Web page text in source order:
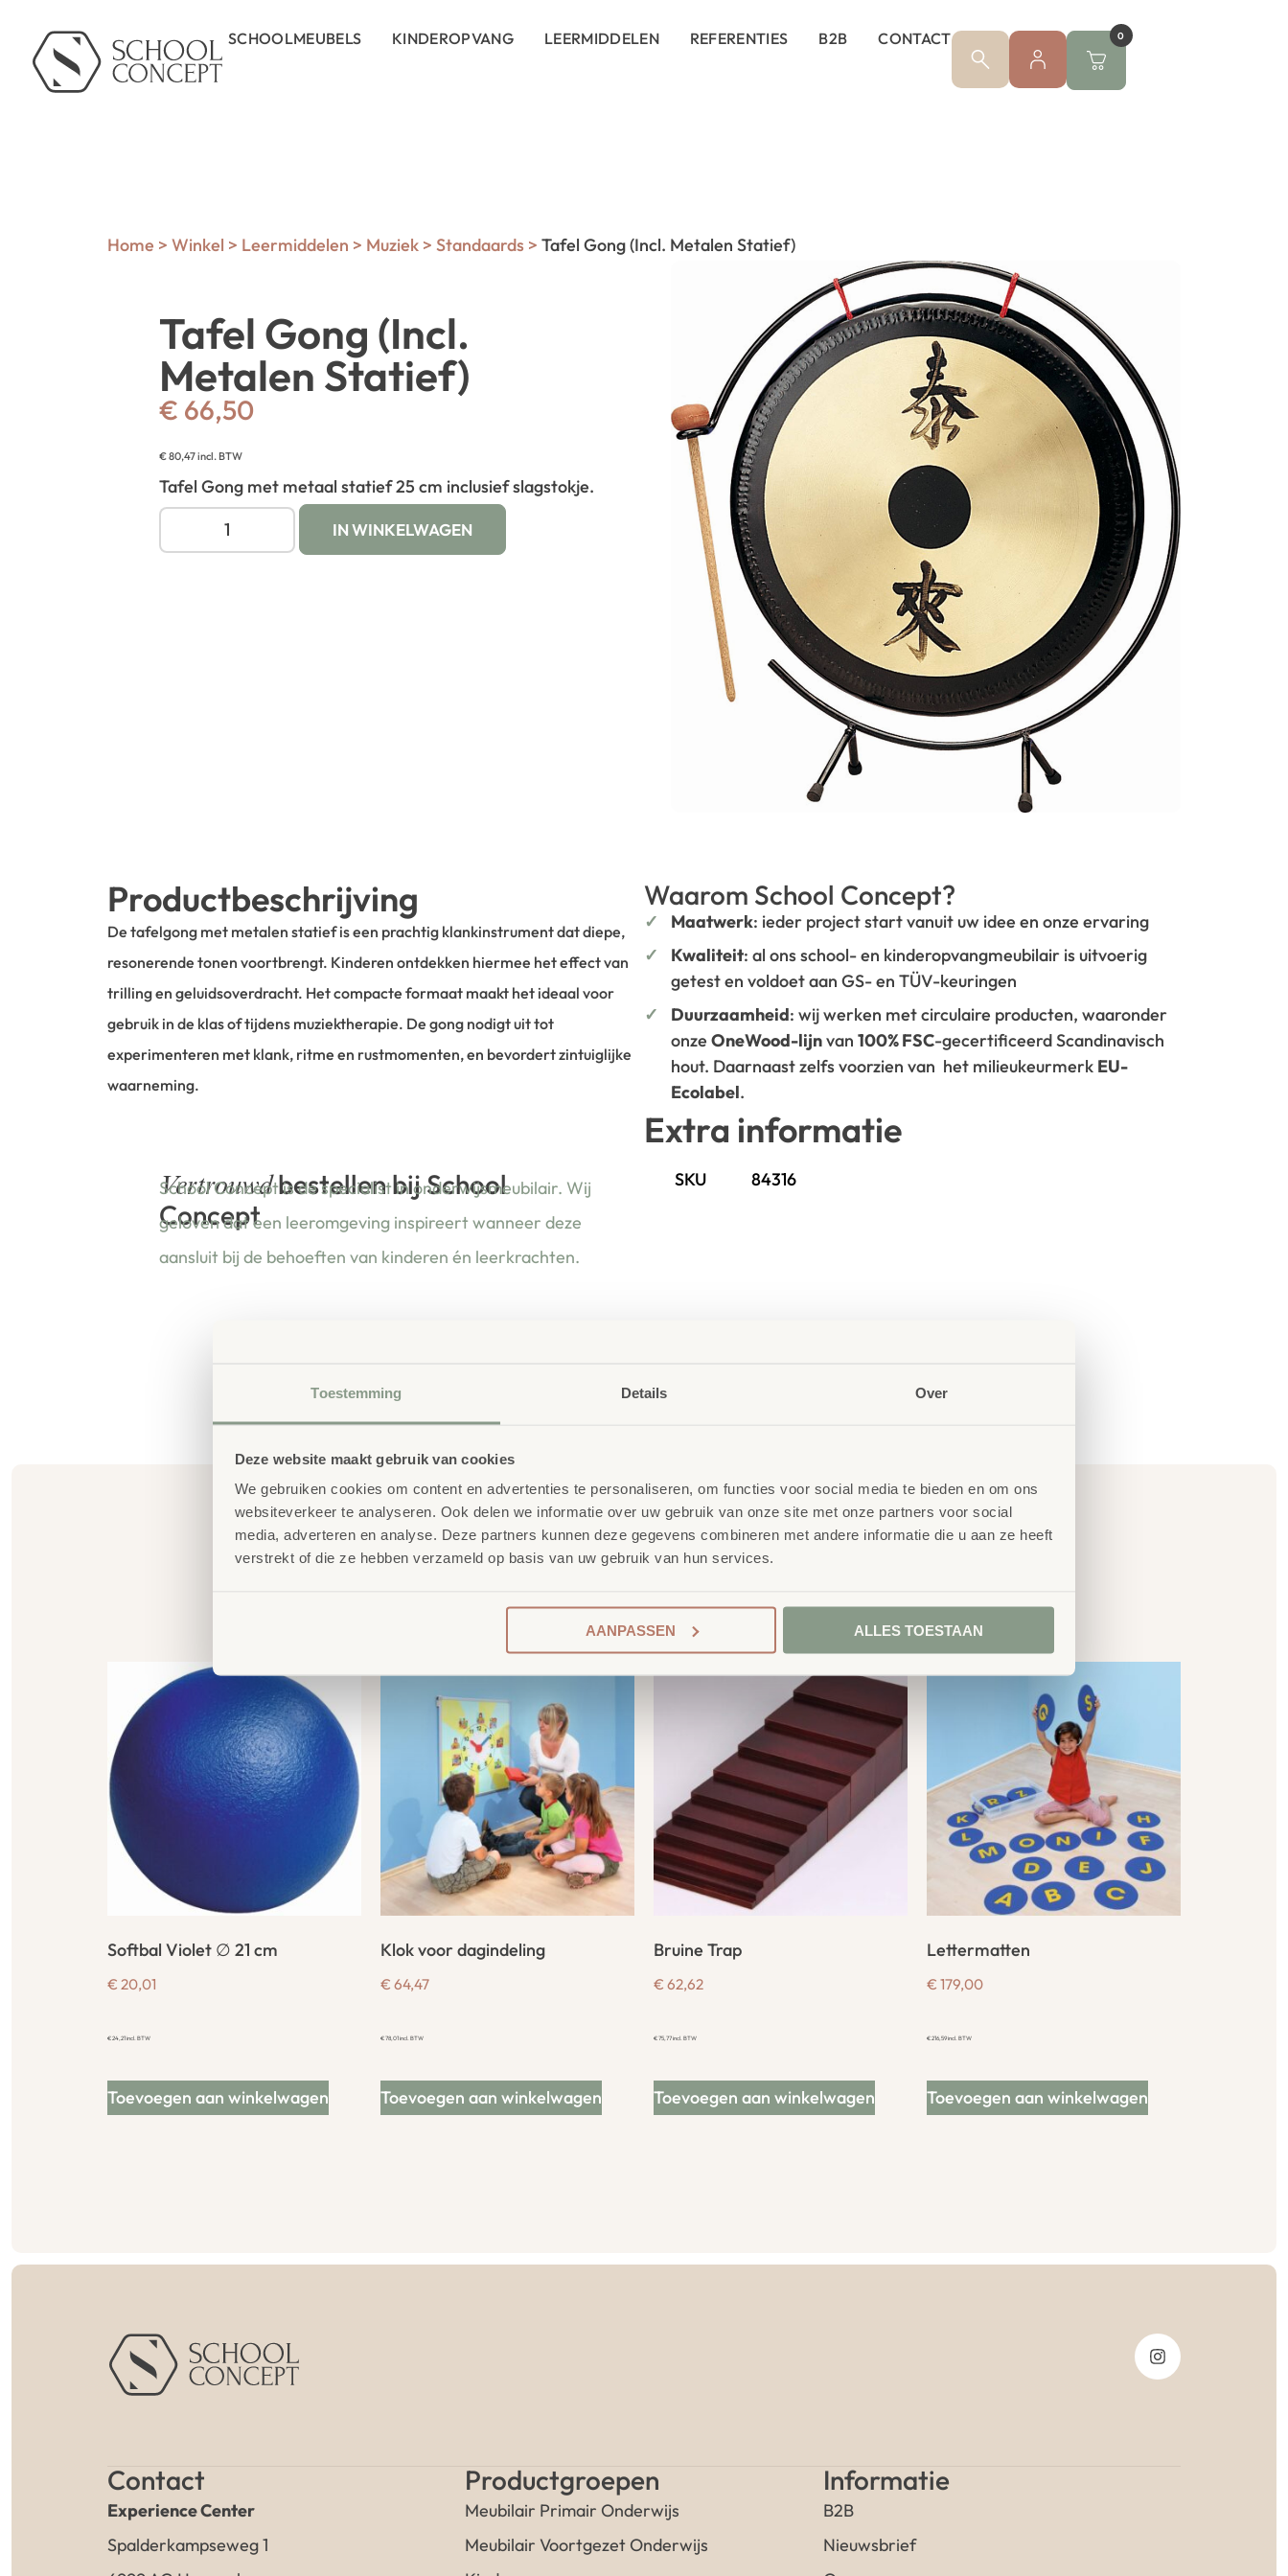
Toestemming Details Over
Deze website maakt gebruik van cookies
We gebruiken cookies om content en advertenties te personaliseren, om functies voor social media te bieden en om ons
websiteverkeer te analyseren. Ook delen we informatie over uw gebruik van onze site met onze partners voor social
media, adverteren en analyse. Deze partners kunnen deze gegevens combineren met andere informatie die u aan ze heeft
verstrekt of die ze hebben verzameld op basis van uw gebruik van hun services.
AANPASSEN ALLES TOESTAAN
SCHOOLMEUBELS KINDEROPVANG LEERMIDDELEN REFERENTIES B2B CONTACT 0
Home > Winkel > Leermiddelen > Muziek > Standaards > Tafel Gong (Incl. Metalen Statief)
Tafel Gong (Incl.
Metalen Statief)
€ 66,50
€80,47incl. BTW
Tafel Gong met metaal statief 25 cm inclusief slagstokje.
IN WINKELWAGEN
Productbeschrijving
De tafelgong met metalen statief is een prachtig klankinstrument dat diepe,
resonerende tonen voortbrengt. Kinderen ontdekken hiermee het effect van
trilling en geluidsoverdracht. Het compacte formaat maakt het ideaal voor
gebruik in de klas of tijdens muziektherapie. De gong nodigt uit tot
experimenteren met klank, ritme en rustmomenten, en bevordert zintuiglijke
waarneming.
Vertrouwdbestellen bij School
Concept
School Concept is de specialist in onderwijsmeubilair. Wij
geloven dat een leeromgeving inspireert wanneer deze
aansluit bij de behoeften van kinderen én leerkrachten.
Waarom School Concept?
Maatwerk: ieder project start vanuit uw idee en onze ervaring
Kwaliteit: al ons school- en kinderopvangmeubilair is uitvoerig
getest en voldoet aan GS- en TÜV-keuringen
Duurzaamheid: wij werken met circulaire producten, waaronder
onze OneWood-lijnvan 100% FSC-gecertificeerd Scandinavisch
hout. Daarnaast zelfs voorzien van het milieukeurmerk EU-
Ecolabel.
Extra informatie
SKU 84316
Gerelateerdeproducten
Softbal Violet ∅ 21 cm
€ 20,01
€24,21incl. BTW
Toevoegen aan winkelwagen
Klok voor dagindeling
€ 64,47
€78,01incl. BTW
Toevoegen aan winkelwagen
Bruine Trap
€ 62,62
€75,77incl. BTW
Toevoegen aan winkelwagen
Lettermatten
€ 179,00
€216,59incl. BTW
Toevoegen aan winkelwagen
Contact
Experience Center
Spalderkampseweg 1
Productgroepen
Meubilair Primair Onderwijs
Meubilair Voortgezet Onderwijs
Informatie
B2B
Nieuwsbrief